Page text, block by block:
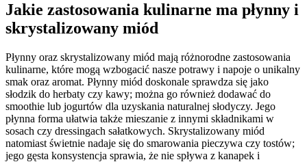
Jakie zastosowania kulinarne ma płynny i
skrystalizowany miód
Płynny oraz skrystalizowany miód mają różnorodne zastosowania
kulinarne, które mogą wzbogacić nasze potrawy i napoje o unikalny
smak oraz aromat. Płynny miód doskonale sprawdza się jako
słodzik do herbaty czy kawy; można go również dodawać do
smoothie lub jogurtów dla uzyskania naturalnej słodyczy. Jego
płynna forma ułatwia także mieszanie z innymi składnikami w
sosach czy dressingach sałatkowych. Skrystalizowany miód
natomiast świetnie nadaje się do smarowania pieczywa czy tostów;
jego gęsta konsystencja sprawia, że nie spływa z kanapek i